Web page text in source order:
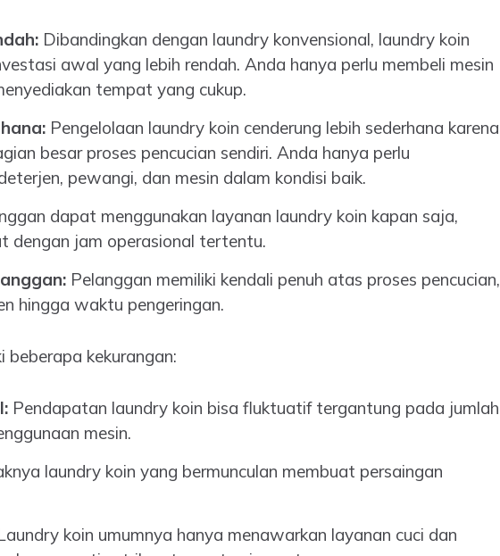
Dibandingkan dengan laundry konvensional, laundry koin
awal yang lebih rendah. Anda hanya perlu membeli mesin
tempat yang cukup.
Pengelolaan laundry koin cenderung lebih sederhana karena
besar proses pencucian sendiri. Anda hanya perlu
pewangi, dan mesin dalam kondisi baik.
dapat menggunakan layanan laundry koin kapan saja,
dengan jam operasional tertentu.
Pelanggan memiliki kendali penuh atas proses pencucian,
hingga waktu pengeringan.
beberapa kekurangan:
Pendapatan laundry koin bisa fluktuatif tergantung pada jumlah
mesin.
laundry koin yang bermunculan membuat persaingan
koin umumnya hanya menawarkan layanan cuci dan